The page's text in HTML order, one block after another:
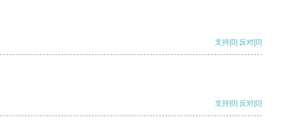
支持[0] 反对[0]
支持[0] 反对[0]